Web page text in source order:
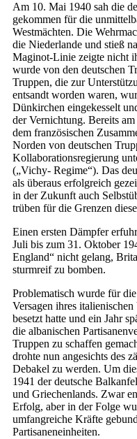
Am 10. Mai 1940 sah die
gekommen für die
Westmächten. Die
die Niederlande und stieß
Maginot-Linie zeigte nicht
wurde von den deutschen
Truppen, die zur
entsandt worden waren,
Dünkirchen eingekesselt
der Vernichtung. Bereits
dem französischen
Norden von deutschen
Kollaborationsregierung
(„Vichy- Regime“). Das
als überaus erfolgreich
in der Zukunft auch
trüben für die Grenzen
Einen ersten Dämpfer
Juli bis zum 31. Oktober
England“ nicht gelang,
sturmreif zu bomben.
Problematisch wurde für
Versagen ihres
besetzt hatte und ein Jahr
die albanischen
Truppen zu schaffen
drohte nun angesichts des
Debakel zu werden. Um
1941 der deutsche
und Griechenlands. Zwar
Erfolg, aber in der Folge
umfangreiche Kräfte
Partisaneneinheiten.